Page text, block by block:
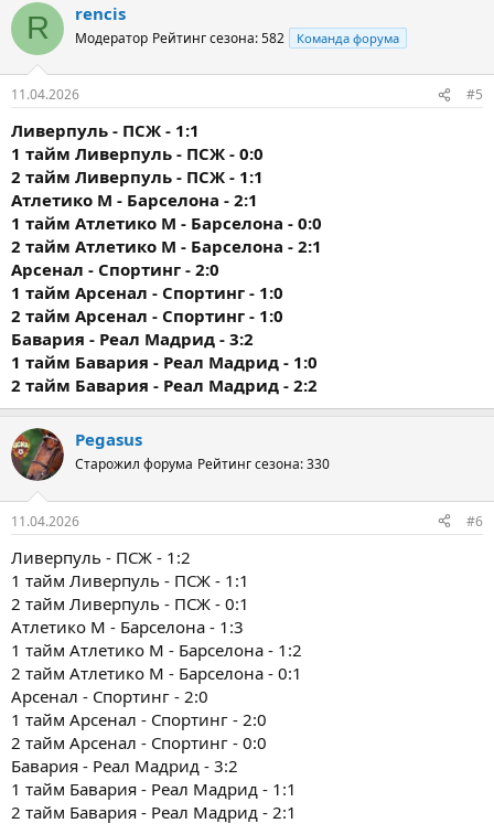
R rencis
Модератор Рейтинг сезона: 582 Команда форума
11.04.2026 #5
Ливерпуль - ПСЖ - 1:1
1 тайм Ливерпуль - ПСЖ - 0:0
2 тайм Ливерпуль - ПСЖ - 1:1
Атлетико М - Барселона - 2:1
1 тайм Атлетико М - Барселона - 0:0
2 тайм Атлетико М - Барселона - 2:1
Арсенал - Спортинг - 2:0
1 тайм Арсенал - Спортинг - 1:0
2 тайм Арсенал - Спортинг - 1:0
Бавария - Реал Мадрид - 3:2
1 тайм Бавария - Реал Мадрид - 1:0
2 тайм Бавария - Реал Мадрид - 2:2
Pegasus
Старожил форума Рейтинг сезона: 330
11.04.2026 #6
Ливерпуль - ПСЖ - 1:2
1 тайм Ливерпуль - ПСЖ - 1:1
2 тайм Ливерпуль - ПСЖ - 0:1
Атлетико М - Барселона - 1:3
1 тайм Атлетико М - Барселона - 1:2
2 тайм Атлетико М - Барселона - 0:1
Арсенал - Спортинг - 2:0
1 тайм Арсенал - Спортинг - 2:0
2 тайм Арсенал - Спортинг - 0:0
Бавария - Реал Мадрид - 3:2
1 тайм Бавария - Реал Мадрид - 1:1
2 тайм Бавария - Реал Мадрид - 2:1